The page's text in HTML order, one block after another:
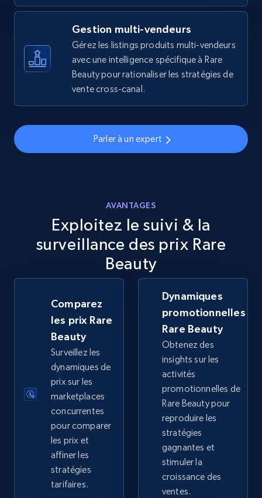
Specifications, Image urls, Top reviews, and
5.6K+ 875+ Commencer
875+
URL, Title, Available, Description, Currency, Initial
price, Final price, Discount percent, and more.
5.4K+ 668+ Commencer
TikTok Shop - category
URL, Title, Available, Description, Currency, Initial
price, Final price, Discount percent, and more.
5.4K+ Commencer
Gestion multi-vendeurs
Gérez les listings produits multi-vendeurs
avec une intelligence spécifique à Rare
Beauty pour rationaliser les stratégies de
vente cross-canal.
Parler à un expert
AVANTAGES
Exploitez le suivi & la
surveillance des prix Rare
Beauty
Comparez
les prix Rare
Beauty
Surveillez les
dynamiques de
prix sur les
marketplaces
concurrentes
pour comparer
les prix et
affiner les
stratégies
tarifaires.
Dynamiques
promotionnelles
Rare Beauty
Obtenez des
insights sur les
activités
promotionnelles de
Rare Beauty pour
reproduire les
stratégies
gagnantes et
stimuler la
croissance des
ventes.